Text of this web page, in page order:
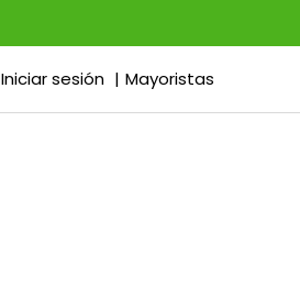
Iniciar sesión Mayoristas